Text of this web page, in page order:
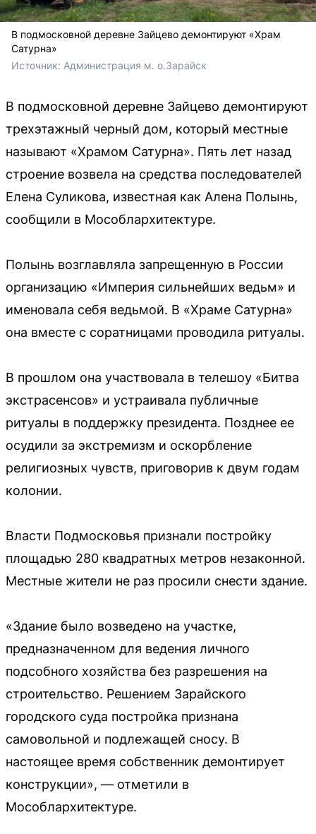
В подмосковной деревне Зайцево демонтируют «Храм
Сатурна»
Источник: Администрация м. о.Зарайск
В подмосковной деревне Зайцево демонтируют
трехэтажный черный дом, который местные
называют «Храмом Сатурна». Пять лет назад
строение возвела на средства последователей
Елена Суликова, известная как Алена Полынь,
сообщили в Мособлархитектуре.
Полынь возглавляла запрещенную в России
организацию «Империя сильнейших ведьм» и
именовала себя ведьмой. В «Храме Сатурна»
она вместе с соратницами проводила ритуалы.
В прошлом она участвовала в телешоу «Битва
экстрасенсов» и устраивала публичные
ритуалы в поддержку президента. Позднее ее
осудили за экстремизм и оскорбление
религиозных чувств, приговорив к двум годам
колонии.
Власти Подмосковья признали постройку
площадью 280 квадратных метров незаконной.
Местные жители не раз просили снести здание.
«Здание было возведено на участке,
предназначенном для ведения личного
подсобного хозяйства без разрешения на
строительство. Решением Зарайского
городского суда постройка признана
самовольной и подлежащей сносу. В
настоящее время собственник демонтирует
конструкции», — отметили в
Мособлархитектуре.